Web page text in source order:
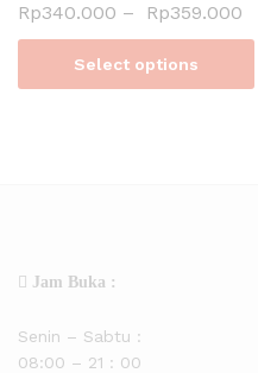
Rp340.000 – Rp359.000
Select options
Jam Buka :
Senin – Sabtu :
08:00 – 21 : 00